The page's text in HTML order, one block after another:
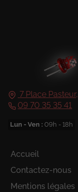
7 Place Pasteur,
09 70 35 35 41
Lun - Ven :09h - 18h
Accueil
Contactez-nous
Mentions légales